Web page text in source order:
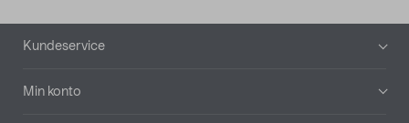
Bunntekst
Kundeservice
Min konto